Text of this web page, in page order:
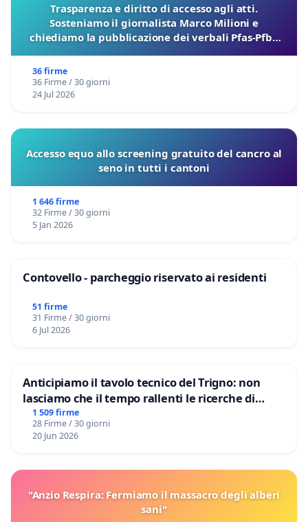
Trasparenza e diritto di accesso agli atti.
Sosteniamo il giornalista Marco Milioni e
chiediamo la pubblicazione dei verbali Pfas-Pfba
36 firme
36 Firme / 30 giorni
24 Jul 2026
Accesso equo allo screening gratuito del cancro al
seno in tutti i cantoni
1 646 firme
32 Firme / 30 giorni
5 Jan 2026
Contovello - parcheggio riservato ai residenti
51 firme
31 Firme / 30 giorni
6 Jul 2026
Anticipiamo il tavolo tecnico del Trigno: non
lasciamo che il tempo rallenti le ricerche di
Domenico Racanati
1 509 firme
28 Firme / 30 giorni
20 Jun 2026
"Anzio Respira: Fermiamo il massacro degli alberi
sani"